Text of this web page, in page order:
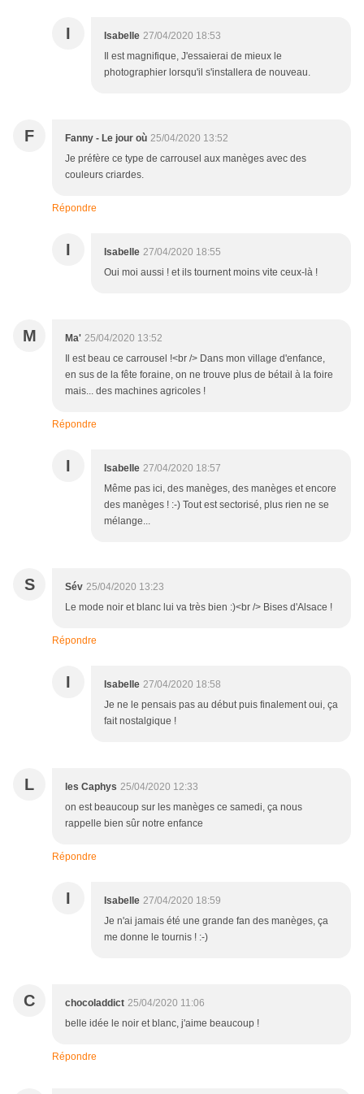
I Isabelle 27/04/2020 18:53
Il est magnifique, J'essaierai de mieux le
photographier lorsqu'il s'installera de nouveau.
F Fanny - Le jour où 25/04/2020 13:52
Je préfère ce type de carrousel aux manèges avec des
couleurs criardes.
Répondre
I Isabelle 27/04/2020 18:55
Oui moi aussi ! et ils tournent moins vite ceux-là !
M Ma' 25/04/2020 13:52
Il est beau ce carrousel !<br /> Dans mon village d'enfance,
en sus de la fête foraine, on ne trouve plus de bétail à la foire
mais... des machines agricoles !
Répondre
I Isabelle 27/04/2020 18:57
Même pas ici, des manèges, des manèges et encore
des manèges ! :-) Tout est sectorisé, plus rien ne se
mélange...
S Sév 25/04/2020 13:23
Le mode noir et blanc lui va très bien :)<br /> Bises d'Alsace !
Répondre
I Isabelle 27/04/2020 18:58
Je ne le pensais pas au début puis finalement oui, ça
fait nostalgique !
L les Caphys 25/04/2020 12:33
on est beaucoup sur les manèges ce samedi, ça nous
rappelle bien sûr notre enfance
Répondre
I Isabelle 27/04/2020 18:59
Je n'ai jamais été une grande fan des manèges, ça
me donne le tournis ! :-)
C chocoladdict 25/04/2020 11:06
belle idée le noir et blanc, j'aime beaucoup !
Répondre